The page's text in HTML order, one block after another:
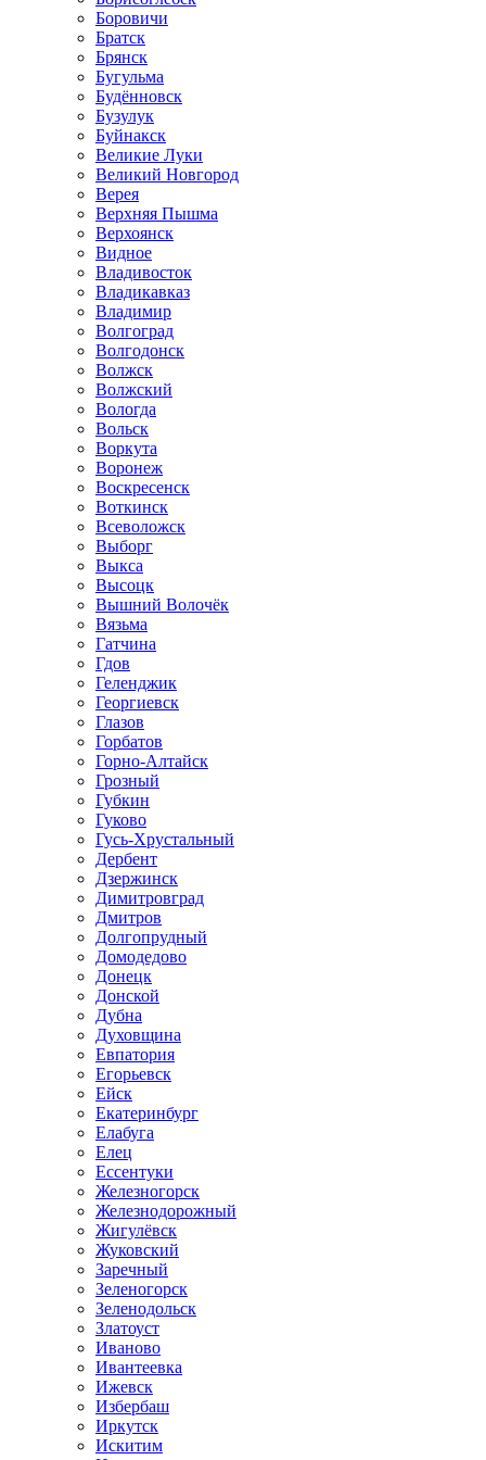
Боровичи
Братск
Брянск
Бугульма
Будённовск
Бузулук
Буйнакск
Великие Луки
Великий Новгород
Верея
Верхняя Пышма
Верхоянск
Видное
Владивосток
Владикавказ
Владимир
Волгоград
Волгодонск
Волжск
Волжский
Вологда
Вольск
Воркута
Воронеж
Воскресенск
Воткинск
Всеволожск
Выборг
Выкса
Высоцк
Вышний Волочёк
Вязьма
Гатчина
Гдов
Геленджик
Георгиевск
Глазов
Горбатов
Горно-Алтайск
Грозный
Губкин
Гуково
Гусь-Хрустальный
Дербент
Дзержинск
Димитровград
Дмитров
Долгопрудный
Домодедово
Донецк
Донской
Дубна
Духовщина
Евпатория
Егорьевск
Ейск
Екатеринбург
Елабуга
Елец
Ессентуки
Железногорск
Железнодорожный
Жигулёвск
Жуковский
Заречный
Зеленогорск
Зеленодольск
Златоуст
Иваново
Ивантеевка
Ижевск
Избербаш
Иркутск
Искитим